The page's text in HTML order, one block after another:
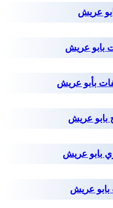
عريش
بابو عريش
بأبو عريش
عريش
بابو عريش
عريش